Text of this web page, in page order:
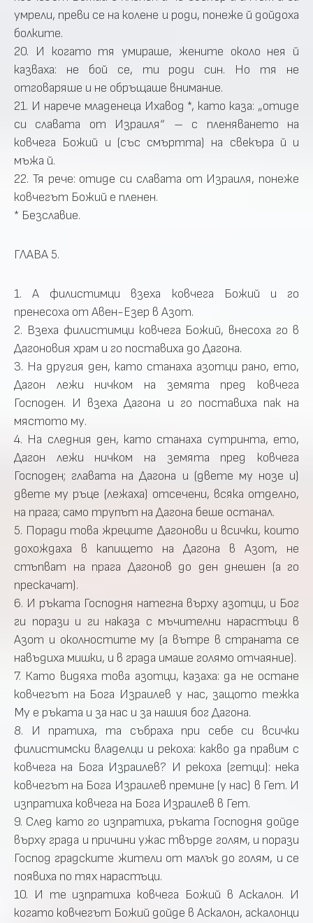
умрели, преви се на колене и роди, понеже й дойдоха
болките.
20. И когато тя умираше, жените около нея й
казваха: не бой се, ти роди син. Но тя не
отговаряше и не обръщаше внимание.
21. И нарече младенеца Ихавод *, като каза: „отиде
си славата от Израиля“ – с пленяването на
ковчега Божий и (със смъртта) на свекъра й и
мъжа й.
22. Тя рече: отиде си славата от Израиля, понеже
ковчегът Божий е пленен.
* Безславие.
ГЛАВА 5.
1. А филистимци взеха ковчега Божий и го
пренесоха от Авен-Езер в Азот.
2. Взеха филистимци ковчега Божий, внесоха го в
Дагоновия храм и го поставиха до Дагона.
3. На другия ден, като станаха азотци рано, ето,
Дагон лежи ничком на земята пред ковчега
Господен. И взеха Дагона и го поставиха пак на
мястото му.
4. На следния ден, като станаха сутринта, ето,
Дагон лежи ничком на земята пред ковчега
Господен; главата на Дагона и (двете му нозе и)
двете му ръце (лежаха) отсечени, всяка отделно,
на прага; само трупът на Дагона беше останал.
5. Поради това жреците Дагонови и всички, които
дохождаха в капището на Дагона в Азот, не
стъпват на прага Дагонов до ден днешен (а го
прескачат).
6. И ръката Господня натегна върху азотци, и Бог
ги порази и ги наказа с мъчителни нарастъци в
Азот и околностите му (а вътре в страната се
навъдиха мишки, и в града имаше голямо отчаяние).
7. Като видяха това азотци, казаха: да не остане
ковчегът на Бога Израилев у нас, защото тежка
Му е ръката и за нас и за нашия бог Дагона.
8. И пратиха, та събраха при себе си всички
филистимски владелци и рекоха: какво да правим с
ковчега на Бога Израилев? И рекоха (гетци): нека
ковчегът на Бога Израилев премине (у нас) в Гет. И
изпратиха ковчега на Бога Израилев в Гет.
9. След като го изпратиха, ръката Господня дойде
върху града и причини ужас твърде голям, и порази
Господ градските жители от малък до голям, и се
появиха по тях нарастъци.
10. И те изпратиха ковчега Божий в Аскалон. И
когато ковчегът Божий дойде в Аскалон, аскалонци